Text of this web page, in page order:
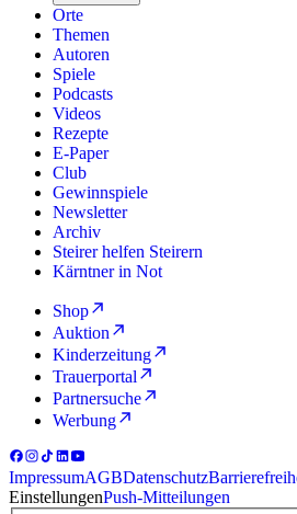
Orte
Themen
Autoren
Spiele
Podcasts
Videos
Rezepte
E-Paper
Club
Gewinnspiele
Newsletter
Archiv
Steirer helfen Steirern
Kärntner in Not
Shop
Auktion
Kinderzeitung
Trauerportal
Partnersuche
Werbung
ImpressumAGBDatenschutz
EinstellungenPush-Mitteilungen